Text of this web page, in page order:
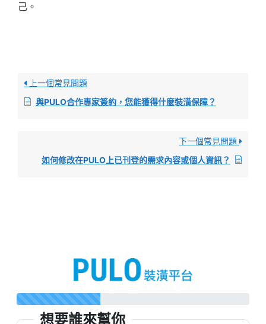
己。
上一個常見問題
與PULO合作專家簽約，您能獲得什麼裝潢保障？
下一個常見問題
如何修改在PULO上已刊登的需求內容或個人資訊？